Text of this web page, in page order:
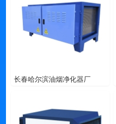
长春哈尔滨油烟净化器厂